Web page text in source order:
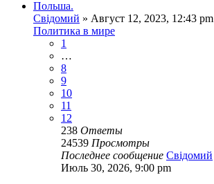
Польша.
Свідомий » Август 12, 2023, 12:43 pm
Политика в мире
1
…
8
9
10
11
12
238 Ответы
24539 Просмотры
Последнее сообщение Свідомий
Июль 30, 2026, 9:00 pm